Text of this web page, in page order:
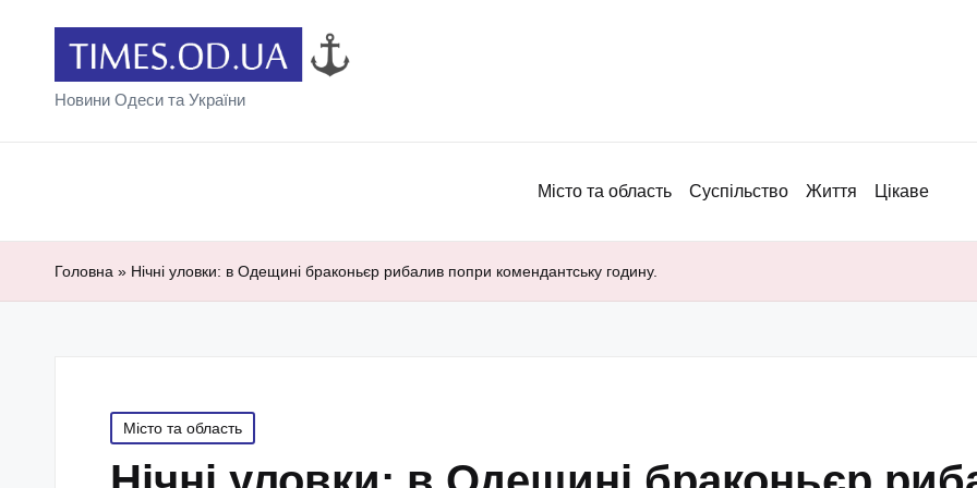
Новини Одеси та України
Місто та область Суспільство Життя Цікаве
Головна » Нічні уловки: в Одещині браконьєр рибалив попри комендантську годину.
Posted
in
Місто та область